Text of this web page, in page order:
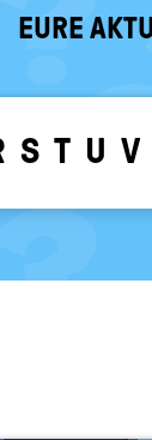
EURE
S T U V